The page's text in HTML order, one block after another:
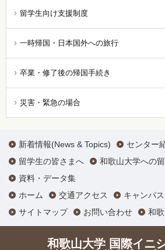
留学生向け支援制度
一時帰国・日本国外への旅行
卒業・修了後の帰国手続き
災害・緊急の場合
新着情報(News & Topics) センター
留学生の皆さまへ
和歌山大学への
資料・データ集
ホーム
交通アクセス
キャンパ
サイトマップ
お問い合わせ 和
和歌山大学 国際イニ